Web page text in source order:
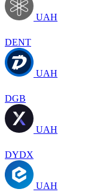
UAH
DENT
UAH
DGB
UAH
DYDX
UAH